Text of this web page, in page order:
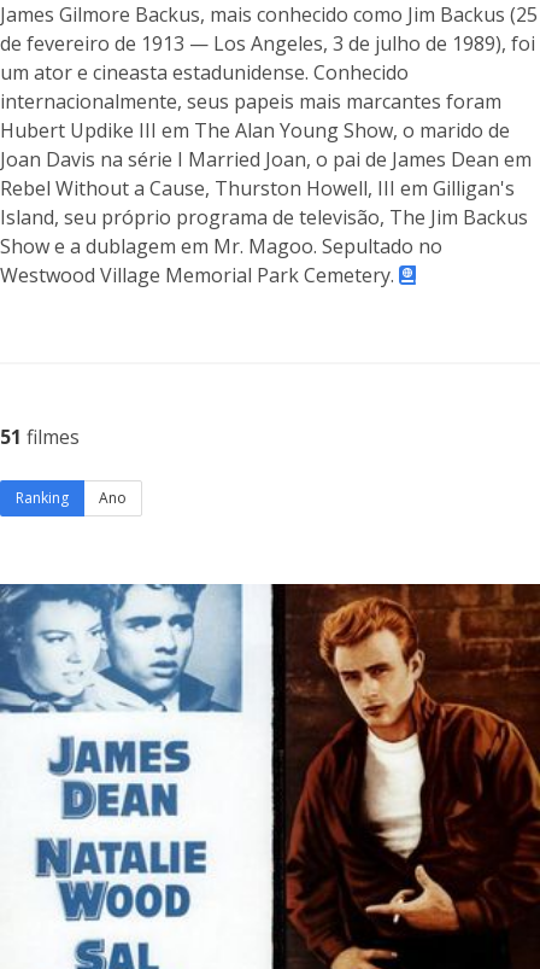
James Gilmore Backus, mais conhecido como Jim Backus (25
de fevereiro de 1913 — Los Angeles, 3 de julho de 1989), foi
um ator e cineasta estadunidense. Conhecido
internacionalmente, seus papeis mais marcantes foram
Hubert Updike III em The Alan Young Show, o marido de
Joan Davis na série I Married Joan, o pai de James Dean em
Rebel Without a Cause, Thurston Howell, III em Gilligan's
Island, seu próprio programa de televisão, The Jim Backus
Show e a dublagem em Mr. Magoo. Sepultado no
Westwood Village Memorial Park Cemetery.
51 filmes
Ranking Ano